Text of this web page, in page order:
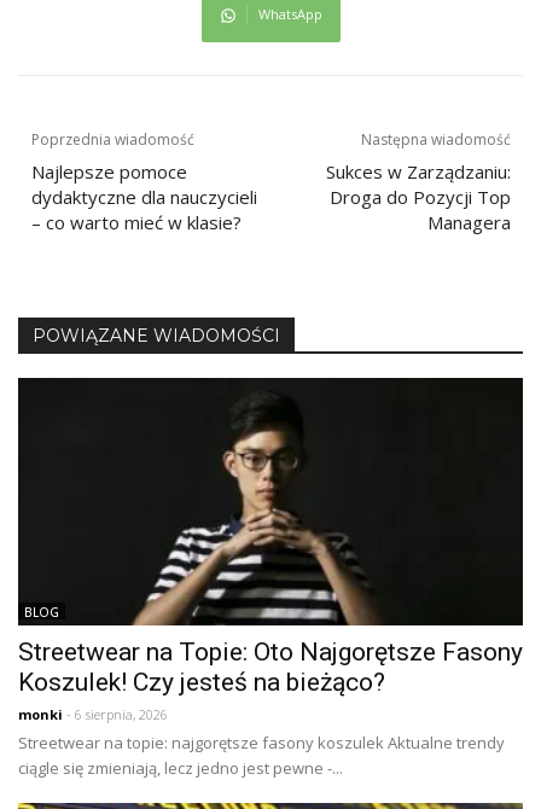
WhatsApp
Nawigacja
wpisu
Poprzednia wiadomość
Najlepsze pomoce
dydaktyczne dla nauczycieli
– co warto mieć w klasie?
Następna wiadomość
Sukces w Zarządzaniu:
Droga do Pozycji Top
Managera
POWIĄZANE WIADOMOŚCI
BLOG
Streetwear na Topie: Oto Najgorętsze Fasony
Koszulek! Czy jesteś na bieżąco?
monki - 6 sierpnia, 2026
Streetwear na topie: najgorętsze fasony koszulek Aktualne trendy
ciągle się zmieniają, lecz jedno jest pewne -...